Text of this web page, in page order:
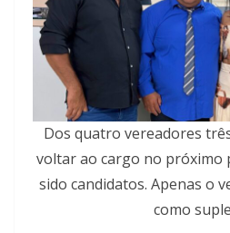
Dos quatro vereadores
voltar ao cargo no próximo
sido candidatos. Apenas o
como